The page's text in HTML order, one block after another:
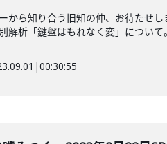
から知り合う旧知の仲、お待たせ
解析「鍵盤はもれなく変」について
|00:30:55